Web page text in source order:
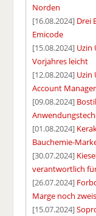
Norden
[16.08.2024] Drei
Emicode
[15.08.2024] Uzin
Vorjahres leicht
[12.08.2024] Uzin
Account Manager
[09.08.2024]
[01.08.2024]
Bauchemie-
[30.07.2024]
verantwortlich
[26.07.2024]
Marge noch
[15.07.2024]